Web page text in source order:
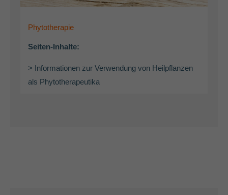
Phytotherapie
Seiten-Inhalte:
> Informationen zur Verwendung von Heilpflanzen
als Phytotherapeutika